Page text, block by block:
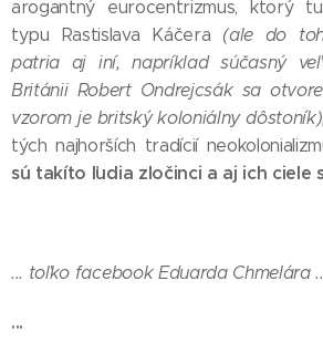
arogantný eurocentrizmus, ktorý
typu Rastislava Káčera (ale do
patria aj iní, napríklad súčasný
Británii Robert Ondrejcsák sa
vzorom je britský koloniálny
tých najhorších tradícií
sú takíto ľudia zločinci a aj ich ciele
... toľko facebook Eduarda Chmelára
...